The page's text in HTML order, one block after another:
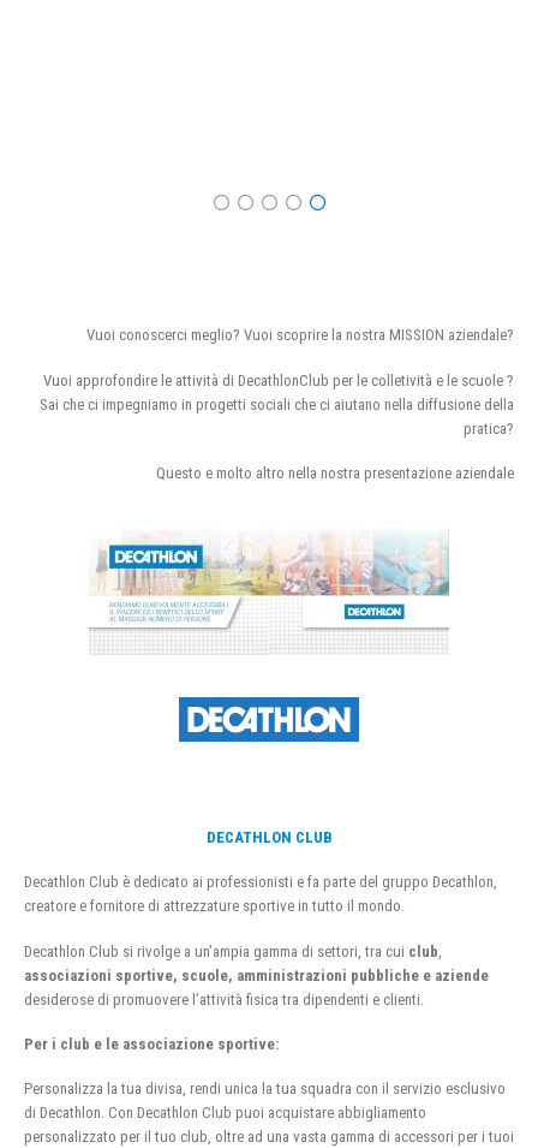
Vuoi conoscerci meglio? Vuoi scoprire la nostra MISSION aziendale?
Vuoi approfondire le attività di DecathlonClub per le colletività e le scuole ?
Sai che ci impegniamo in progetti sociali che ci aiutano nella diffusione della
pratica?
Questo e molto altro nella nostra presentazione aziendale
DECATHLON CLUB
Decathlon Club è dedicato ai professionisti e fa parte del gruppo Decathlon,
creatore e fornitore di attrezzature sportive in tutto il mondo.
Decathlon Club si rivolge a un’ampia gamma di settori, tra cui club
associazioni sportive, scuole, amministrazioni pubbliche e aziende
desiderose di promuovere l’attività fisica tra dipendenti e clienti.
Per i club e le associazione sportive:
Personalizza la tua divisa, rendi unica la tua squadra con il servizio esclusivo
di Decathlon. Con Decathlon Club puoi acquistare abbigliamento
personalizzato per il tuo club, oltre ad una vasta gamma di accessori per i tuoi